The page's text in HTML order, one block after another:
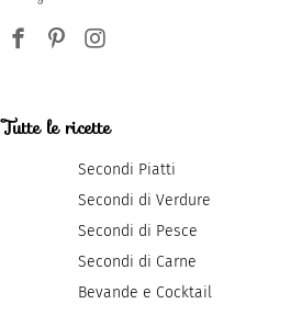
Tutte le ricette
Secondi Piatti
Secondi di Verdure
Secondi di Pesce
Secondi di Carne
Bevande e Cocktail